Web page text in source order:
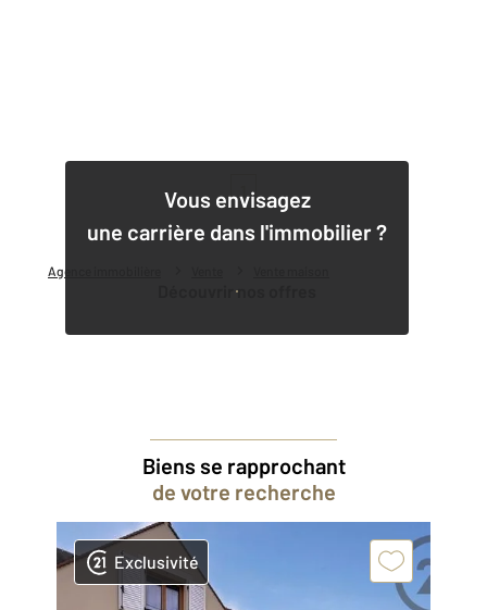
Agence immobilière
Vous envisagez
une carrière dans l'immobilier ?
Découvrir nos offres
Biens se rapprochant
de votre recherche
Exclusivité